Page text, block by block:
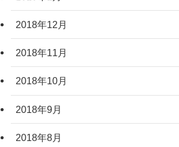
2018年12月
2018年11月
2018年10月
2018年9月
2018年8月